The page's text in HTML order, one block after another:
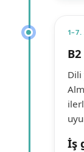
1–7.
Dili
İş